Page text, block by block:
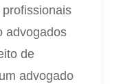
advogados
de
advogado